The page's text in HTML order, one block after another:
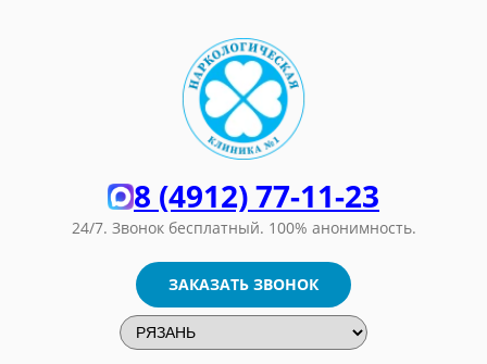
8 (4912) 77-11-23
24/7. Звонок бесплатный. 100% анонимность.
ЗАКАЗАТЬ ЗВОНОК